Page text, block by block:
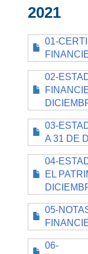
2021
01-
02-
03-
A 31 DE
04-
EL
05-
06-